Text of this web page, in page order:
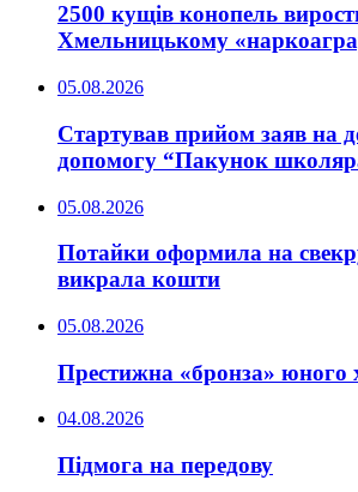
2500 кущів конопель
Хмельницькому
05.08.2026
Стартував прийом заяв на
допомогу “Пакунок
05.08.2026
Потайки оформила на
викрала кошти
05.08.2026
Престижна «бронза» юного
04.08.2026
Підмога на передову